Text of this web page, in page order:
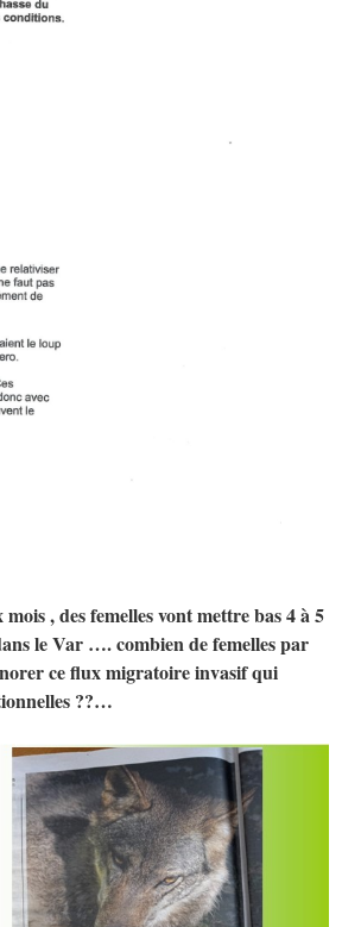
, des femelles vont mettre bas 4 à 5
le Var …. combien de femelles par
ce flux migratoire invasif qui
??…